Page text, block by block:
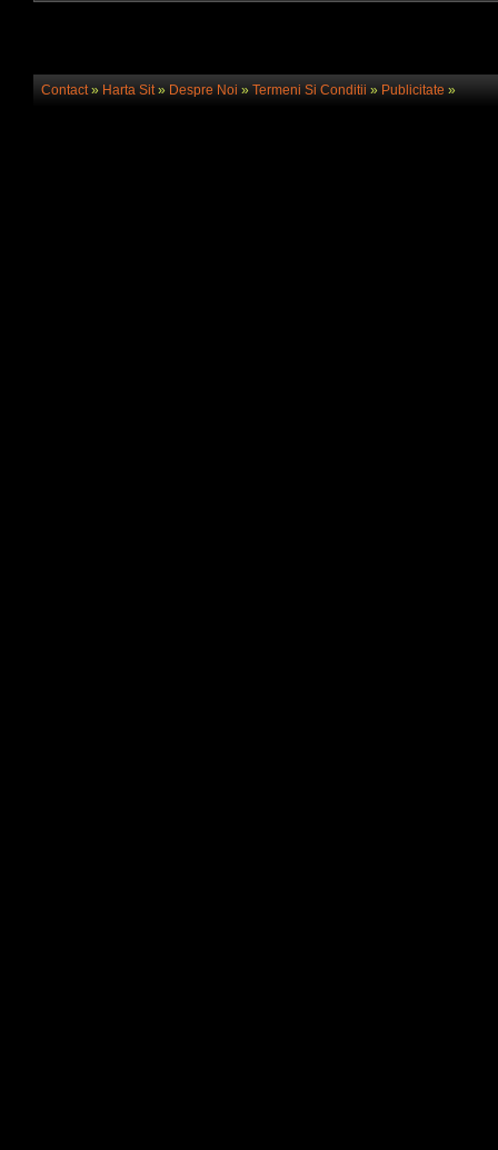
Contact» Harta Sit» Despre Noi » Termeni Si Conditii » Publicitate»